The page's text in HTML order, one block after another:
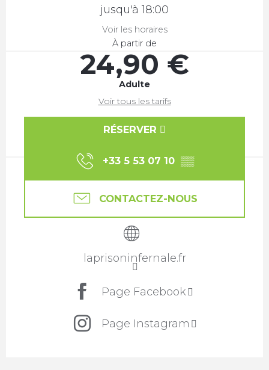
jusqu'à 18:00
Voir les horaires
À partir de
24,90 €
Adulte
Voir tous les tarifs
RÉSERVER
+33 5 53 07 10 ▒▒
CONTACTEZ-NOUS
laprisoninfernale.fr
Page Facebook
Page Instagram